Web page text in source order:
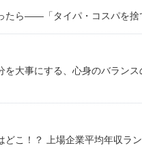
たら――「タイパ・コスパを捨
を大事にする、心身のバラン
どこ！？ 上場企業平均年収ラ